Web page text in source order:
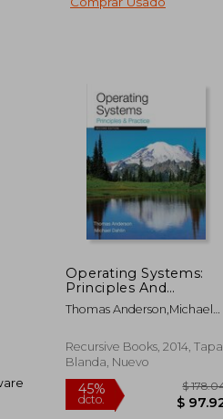
dcto.
Operating Systems:
Principles And
Practice (en Inglés)
Thomas Anderson,michael
Recursive Books, 2014, Tapa
Blanda, Nuevo